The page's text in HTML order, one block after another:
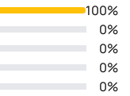
100%
0%
0%
0%
0%